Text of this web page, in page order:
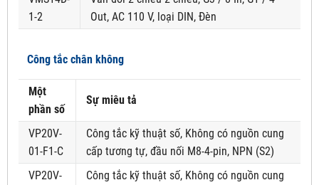
1-2
Out, AC 110 V, loại DIN, Đèn
Công tắc chân không
Một
phần số
Sự miêu tả
VP20V-
01-F1-C
Công tắc kỹ thuật số, Không có nguồn cung
cấp tương tự, đầu nối M8-4-pin, NPN (S2)
VP20V-
Công tắc kỹ thuật số, Không có nguồn cung